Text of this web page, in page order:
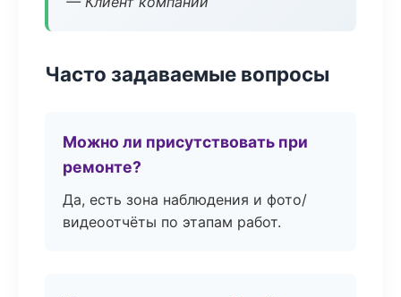
Часто задаваемые вопросы
Можно ли присутствовать при
ремонте?
Да, есть зона наблюдения и фото/
видеоотчёты по этапам работ.